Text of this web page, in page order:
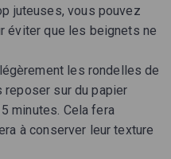
juteuses, vous pouvez
éviter que les beignets ne
les rondelles de
sur du papier
minutes. Cela fera
à conserver leur texture